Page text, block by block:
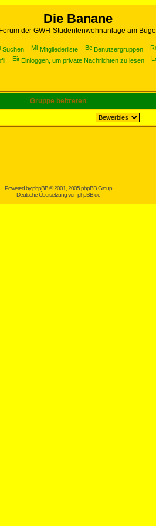
Die Banane
Forum der GWH-Studentenwohnanlage am Bügel
Suchen Mitgliederliste Benutzergruppen
Einloggen, um private Nachrichten zu lesen
Gruppe beitreten
Powered byphpBB© 2001, 2005 phpBB Group
Deutsche Übersetzung vonphpBB.de